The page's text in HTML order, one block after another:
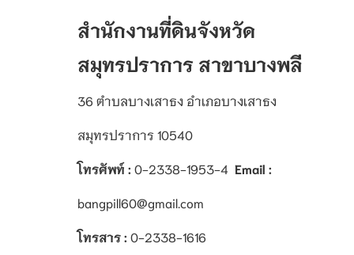
สำนักงานที่ดินจังหวัด
สมุทรปราการ สาขาบางพลี
36 ตำบลบางเสาธง อำเภอบางเสาธง
สมุทรปราการ 10540
โทรศัพท์ : 0-2338-1953-4 Email :
bangpill60@gmail.com
โทรสาร : 0-2338-1616